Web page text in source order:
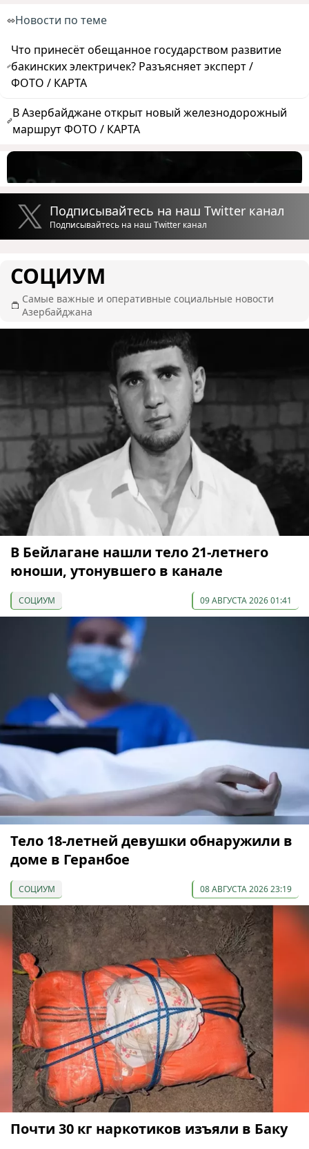
Новости по теме
Что принесёт обещанное государством развитие
бакинских электричек? Разъясняет эксперт /
ФОТО / КАРТА
В Азербайджане открыт новый железнодорожный
маршрут ФОТО / КАРТА
Подписывайтесь на наш Twitter канал
Подписывайтесь на наш Twitter канал
СОЦИУМ
Самые важные и оперативные социальные новости
Азербайджана
В Бейлагане нашли тело 21-летнего
юноши, утонувшего в канале
СОЦИУМ 09 АВГУСТА 2026 01:41
Тело 18-летней девушки обнаружили в
доме в Геранбое
СОЦИУМ 08 АВГУСТА 2026 23:19
Почти 30 кг наркотиков изъяли в Баку